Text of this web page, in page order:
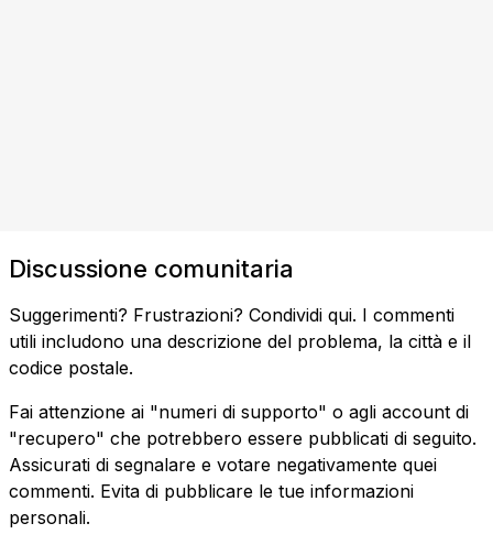
Discussione comunitaria
Suggerimenti? Frustrazioni? Condividi qui. I commenti
utili includono una descrizione del problema, la città e il
codice postale.
Fai attenzione ai "numeri di supporto" o agli account di
"recupero" che potrebbero essere pubblicati di seguito.
Assicurati di segnalare e votare negativamente quei
commenti. Evita di pubblicare le tue informazioni
personali.